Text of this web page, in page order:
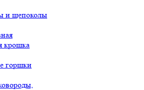
и щепоколы
крошка
горшки